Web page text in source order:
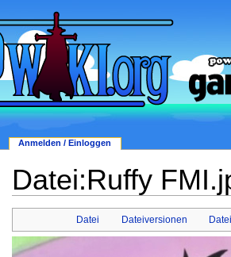
Datei:Ruffy
Datei Dateiversionen
Anmelden / Einloggen